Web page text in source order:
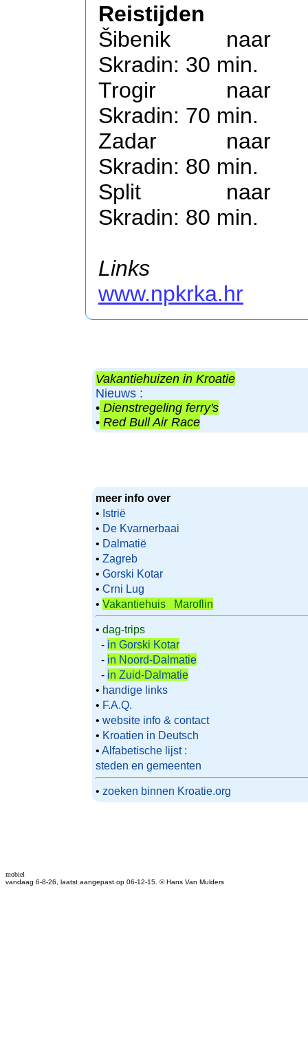
Reistijden
Šibenik naar
Skradin: 30 min.
Trogir naar
Skradin: 70 min.
Zadar naar
Skradin: 80 min.
Split naar
Skradin: 80 min.
Links
www.npkrka.hr
Vakantiehuizen in Kroatie
Nieuws :
• Dienstregeling ferry's
• Red Bull Air Race
meer info over
• Istrië
• De Kvarnerbaai
• Dalmatië
• Zagreb
• Gorski Kotar
• Crni Lug
• Vakantiehuis Maroflin
• dag-trips
- in Gorski Kotar
- in Noord-Dalmatie
- in Zuid-Dalmatie
• handige links
• F.A.Q.
• website info & contact
• Kroatien in Deutsch
• Alfabetische lijst :
steden en gemeenten
• zoeken binnen Kroatie.org
mobiel
vandaag 6-8-26, laatst aangepast op 06-12-15. © Hans Van Mulders